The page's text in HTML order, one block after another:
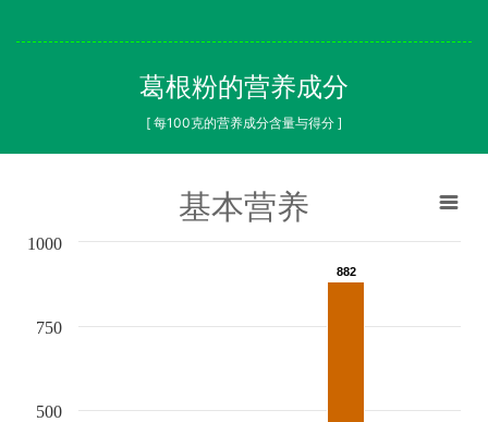
葛根粉的营养成分
[ 每100克的营养成分含量与得分 ]
基本营养
882
882
500
750
1000